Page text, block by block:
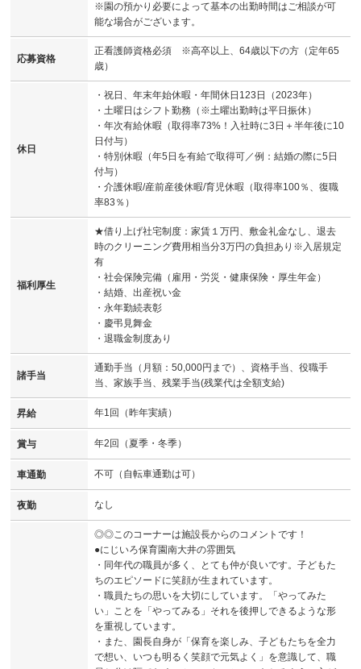
※園の預かり必要によって基本の出勤時間はご相談が可
能な場合がございます。
応募資格
正看護師資格必須 ※高卒以上、64歳以下の方（定年65
歳）
休日
・祝日、年末年始休暇・年間休日123日（2023年）
・土曜日はシフト勤務（※土曜出勤時は平日振休）
・年次有給休暇（取得率73%！入社時に3日＋半年後に10
日付与）
・特別休暇（年5日を有給で取得可／例：結婚の際に5日
付与）
・介護休暇/産前産後休暇/育児休暇（取得率100％、復職
率83％）
福利厚生
★借り上げ社宅制度：家賃１万円、敷金礼金なし、退去
時のクリーニング費用相当分3万円の負担あり※入居規定
有
・社会保険完備（雇用・労災・健康保険・厚生年金）
・結婚、出産祝い金
・永年勤続表彰
・慶弔見舞金
・退職金制度あり
諸手当
通勤手当（月額：50,000円まで）、資格手当、役職手
当、家族手当、残業手当(残業代は全額支給)
昇給 年1回（昨年実績）
賞与 年2回（夏季・冬季）
車通勤 不可（自転車通勤は可）
夜勤 なし
◎◎このコーナーは施設長からのコメントです！
●にじいろ保育園南大井の雰囲気
・同年代の職員が多く、とても仲が良いです。子どもた
ちのエピソードに笑顔が生まれています。
・職員たちの思いを大切にしています。「やってみた
い」ことを「やってみる」それを後押しできるような形
を重視しています。
・また、園長自身が「保育を楽しみ、子どもたちを全力
で想い、いつも明るく笑顔で元気よく」を意識して、職